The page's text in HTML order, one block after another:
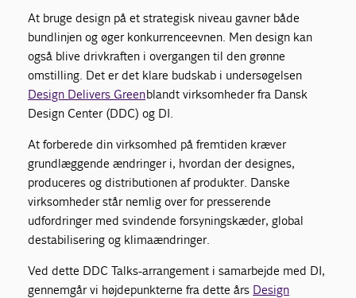
At bruge design på et strategisk niveau gavner både
bundlinjen og øger konkurrenceevnen. Men design kan
også blive drivkraften i overgangen til den grønne
omstilling. Det er det klare budskab i undersøgelsen
Design Delivers Greenblandt virksomheder fra Dansk
Design Center (DDC) og DI.
At forberede din virksomhed på fremtiden kræver
grundlæggende ændringer i, hvordan der designes,
produceres og distributionen af produkter. Danske
virksomheder står nemlig over for presserende
udfordringer med svindende forsyningskæder, global
destabilisering og klimaændringer.
Ved dette DDC Talks-arrangement i samarbejde med DI,
gennemgår vi højdepunkterne fra dette års Design